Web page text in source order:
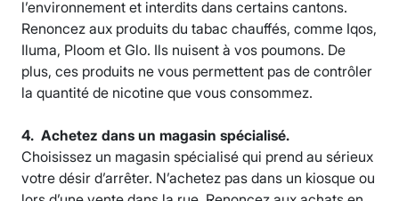
l’environnement et interdits dans certains cantons.
Renoncez aux produits du tabac chauffés, comme Iqos,
Iluma, Ploom et Glo. Ils nuisent à vos poumons. De
plus, ces produits ne vous permettent pas de contrôler
la quantité de nicotine que vous consommez.
4. Achetez dans un magasin spécialisé.
Choisissez un magasin spécialisé qui prend au sérieux
votre désir d’arrêter. N’achetez pas dans un kiosque ou